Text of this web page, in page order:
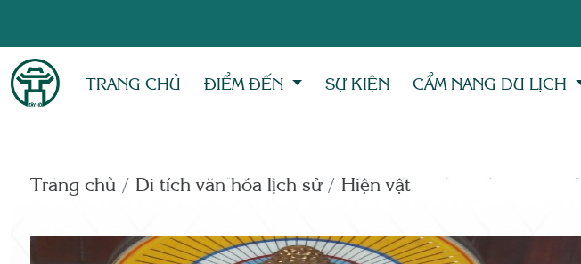
TRANG CHỦ ĐIỂM ĐẾN SỰ KIỆN CẨM NANG DU LỊCH
Trang chủ Di tích văn hóa lịch sử Hiện vật